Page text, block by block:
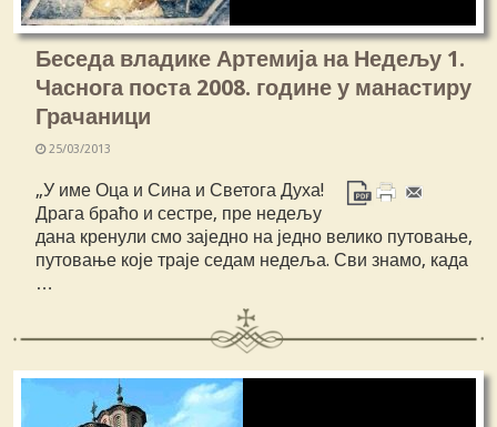
Беседа владике Артемија на Недељу 1.
Часнога поста 2008. године у манастиру
Грачаници
25/03/2013
„У име Оца и Сина и Светога Духа!
Драга браћо и сестре, пре недељу
дана кренули смо заједно на једно велико путовање,
путовање које траје седам недеља. Сви знамо, када
…